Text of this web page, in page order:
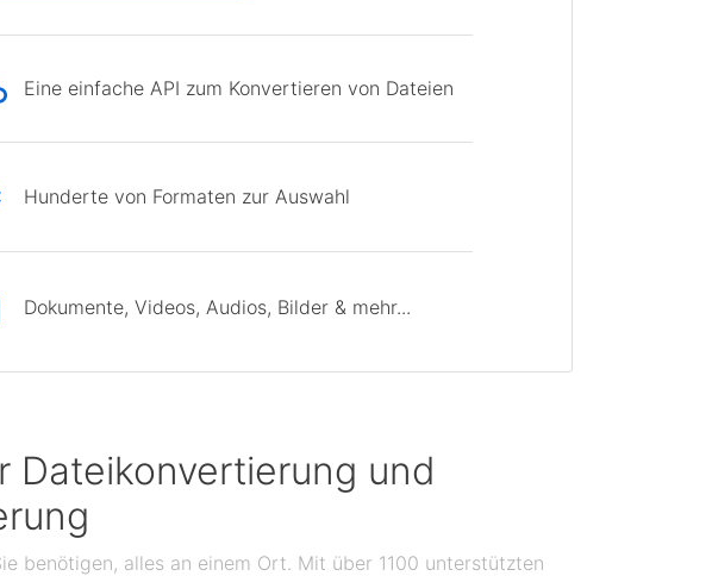
Eine einfache API zum Konvertieren von Dateien
Hunderte von Formaten zur Auswahl
Dokumente, Videos, Audios, Bilder & mehr...
Dateikonvertierung und
benötigen, alles an einem Ort. Mit über 1100 unterstützten